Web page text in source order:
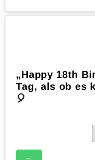
„Happy 18th
Tag, als ob es
🎈